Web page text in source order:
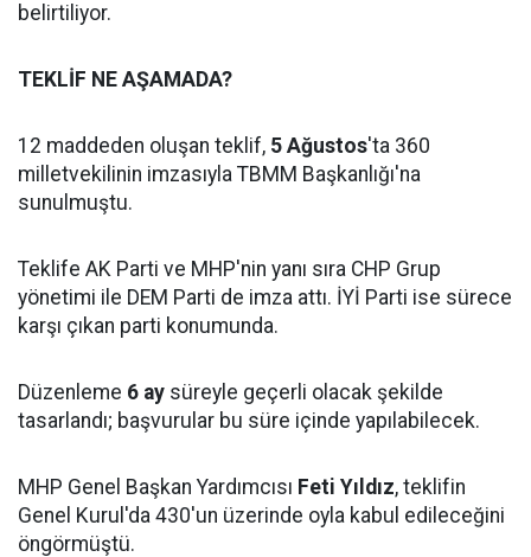
belirtiliyor.
TEKLİF NE AŞAMADA?
12 maddeden oluşan teklif, 5 Ağustos'ta 360
milletvekilinin imzasıyla TBMM Başkanlığı'na
sunulmuştu.
Teklife AK Parti ve MHP'nin yanı sıra CHP Grup
yönetimi ile DEM Parti de imza attı. İYİ Parti ise sürece
karşı çıkan parti konumunda.
Düzenleme 6 ay süreyle geçerli olacak şekilde
tasarlandı; başvurular bu süre içinde yapılabilecek.
MHP Genel Başkan Yardımcısı Feti Yıldız, teklifin
Genel Kurul'da 430'un üzerinde oyla kabul edileceğini
öngörmüştü.